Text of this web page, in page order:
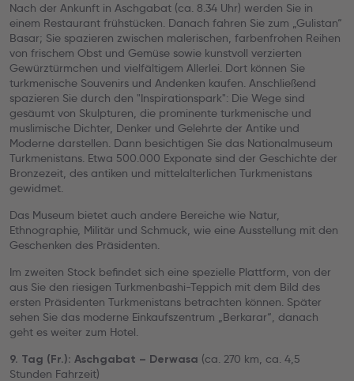
Nach der Ankunft in Aschgabat (ca. 8.34 Uhr) werden Sie in
einem Restaurant frühstücken. Danach fahren Sie zum „Gulistan“
Basar; Sie spazieren zwischen malerischen, farbenfrohen Reihen
von frischem Obst und Gemüse sowie kunstvoll verzierten
Gewürztürmchen und vielfältigem Allerlei. Dort können Sie
turkmenische Souvenirs und Andenken kaufen. Anschließend
spazieren Sie durch den "Inspirationspark": Die Wege sind
gesäumt von Skulpturen, die prominente turkmenische und
muslimische Dichter, Denker und Gelehrte der Antike und
Moderne darstellen. Dann besichtigen Sie das Nationalmuseum
Turkmenistans. Etwa 500.000 Exponate sind der Geschichte der
Bronzezeit, des antiken und mittelalterlichen Turkmenistans
gewidmet.
Das Museum bietet auch andere Bereiche wie Natur,
Ethnographie, Militär und Schmuck, wie eine Ausstellung mit den
Geschenken des Präsidenten.
Im zweiten Stock befindet sich eine spezielle Plattform, von der
aus Sie den riesigen Turkmenbashi-Teppich mit dem Bild des
ersten Präsidenten Turkmenistans betrachten können. Später
sehen Sie das moderne Einkaufszentrum „Berkarar“, danach
geht es weiter zum Hotel.
9. Tag (Fr.): Aschgabat – Derwasa (ca. 270 km, ca. 4,5
Stunden Fahrzeit)